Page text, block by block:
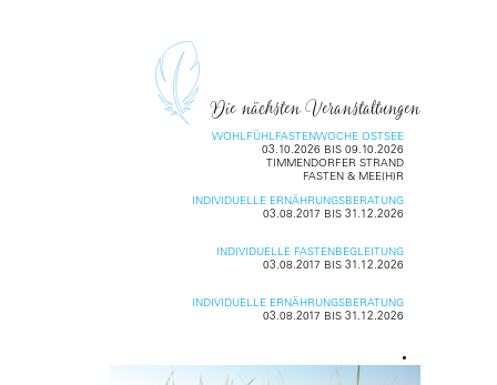
Die nächsten Veranstaltungen
WOHLFÜHLFASTENWOCHE OSTSEE
03.10.2026 BIS 09.10.2026
TIMMENDORFER STRAND
FASTEN & MEE(H)R
INDIVIDUELLE ERNÄHRUNGSBERATUNG
03.08.2017 BIS 31.12.2026
INDIVIDUELLE FASTENBEGLEITUNG
03.08.2017 BIS 31.12.2026
INDIVIDUELLE ERNÄHRUNGSBERATUNG
03.08.2017 BIS 31.12.2026